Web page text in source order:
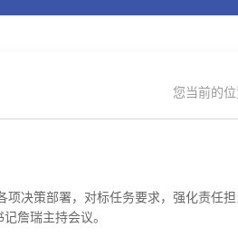
您当前的
决策部署，对标任务要求，强化责任担
詹瑞主持会议。